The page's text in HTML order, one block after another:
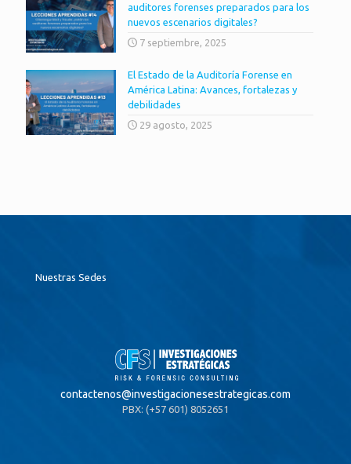
auditores forenses preparados para los
nuevos escenarios digitales?
7 septiembre, 2025
El Estado de la Auditoría Forense en
América Latina: Avances, fortalezas y
debilidades
29 agosto, 2025
Nuestras Sedes
contactenos@investigacionesestrategicas.com
PBX: (+57 601) 8052651